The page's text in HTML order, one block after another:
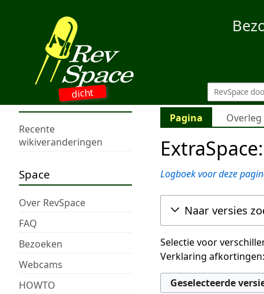
dicht
Recente
wikiveranderingen
Space
Over RevSpace
FAQ
Bezoeken
Webcams
HOWTO
Pagina Overleg
Logboek voor deze
Naar versies
Selectie voor
Verklaring afkortingen: